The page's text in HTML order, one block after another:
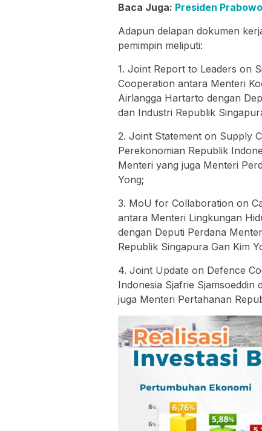
Baca Juga: Presiden
Adapun delapan dokumen
pemimpin meliputi:
1. Joint Report to Leaders on
Cooperation antara Menteri
Airlangga Hartarto dengan
dan Industri Republik
2. Joint Statement on Supply
Perekonomian Republik
Menteri yang juga Menteri
Yong;
3. MoU for Collaboration on
antara Menteri Lingkungan
dengan Deputi Perdana
Republik Singapura Gan Kim
4. Joint Update on Defence
Indonesia Sjafrie
juga Menteri Pertahanan